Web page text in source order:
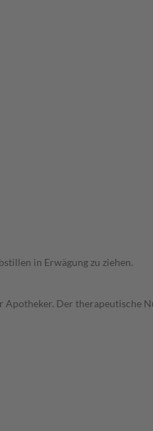
in Erwägung zu ziehen.
Der therapeutische